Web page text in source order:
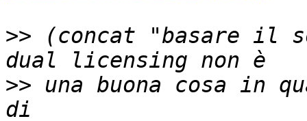
>> (concat "basare il
>> una buona cosa in